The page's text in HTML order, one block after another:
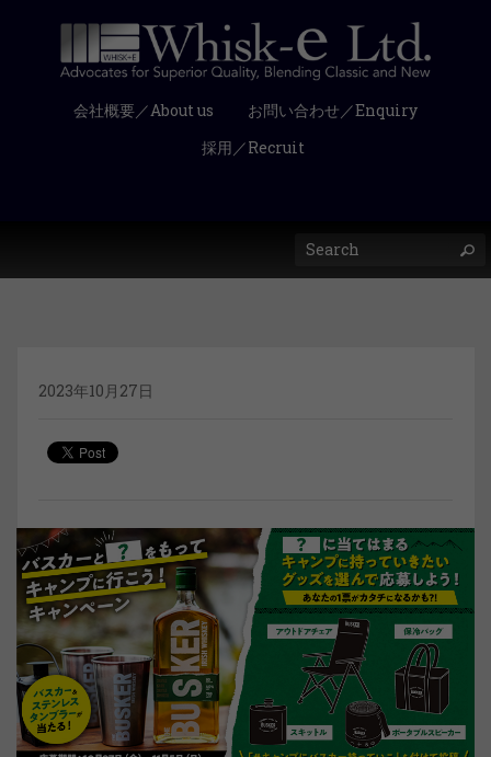
会社概要／About us
お問い合わせ／Enquiry
採用／Recruit
2023年10月27日